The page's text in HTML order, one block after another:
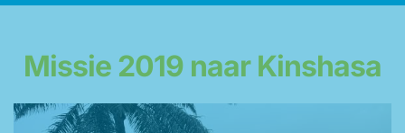
Missie 2019 naar Kinshasa